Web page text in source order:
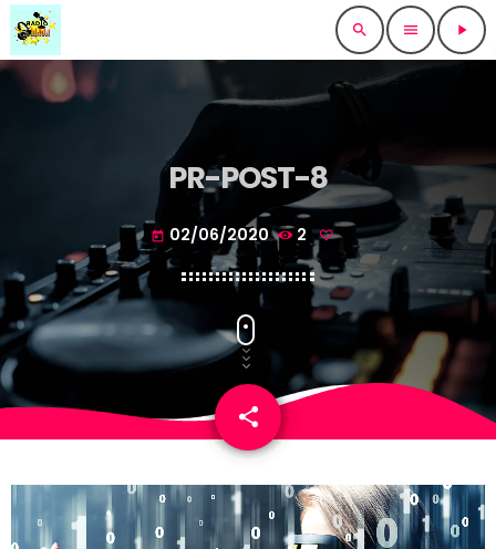
search menu play_arrow
PR-POST-8
today 02/06/2020 2
share
email